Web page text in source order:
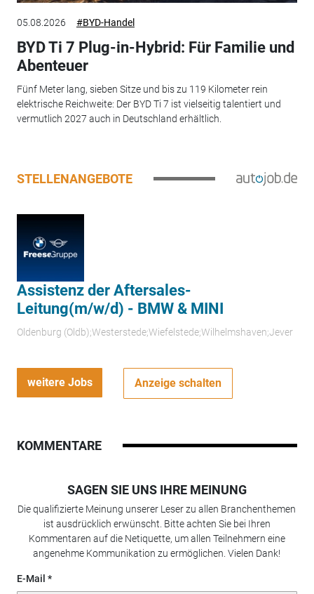
05.08.2026 #BYD-Handel
BYD Ti 7 Plug-in-Hybrid: Für Familie und
Abenteuer
Fünf Meter lang, sieben Sitze und bis zu 119 Kilometer rein
elektrische Reichweite: Der BYD Ti 7 ist vielseitig talentiert und
vermutlich 2027 auch in Deutschland erhältlich.
STELLENANGEBOTE
Assistenz der Aftersales-
Leitung(m/w/d) - BMW & MINI
Oldenburg (Oldb);Westerstede;Wiefelstede;Wilhelmshaven;Jever
weitere Jobs Anzeige schalten
KOMMENTARE
SAGEN SIE UNS IHRE MEINUNG
Die qualifizierte Meinung unserer Leser zu allen Branchenthemen
ist ausdrücklich erwünscht. Bitte achten Sie bei Ihren
Kommentaren auf die Netiquette, um allen Teilnehmern eine
angenehme Kommunikation zu ermöglichen. Vielen Dank!
E-Mail